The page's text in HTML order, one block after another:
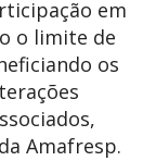
em
o limite de
os
Amafresp.